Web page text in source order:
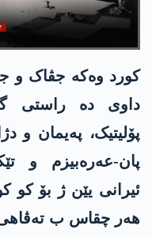
کورد وەکە جڤاک و
داوی دە راستی
پۆلیتیک، پەیمان و
پان-عەرەبیزم و
ئیرانی یێن ژ بۆ کو
ھەر چقاس ب